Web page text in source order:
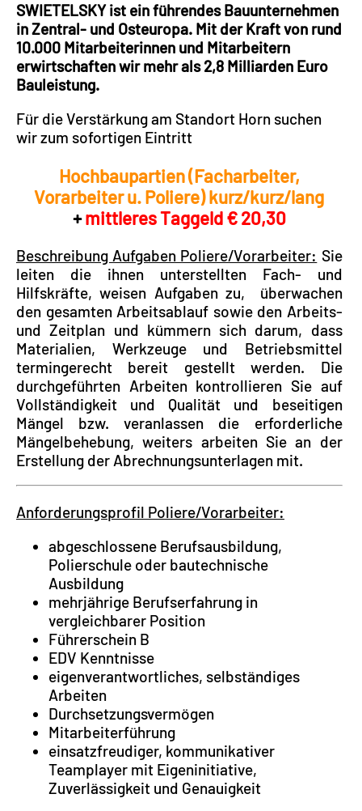
SWIETELSKY ist ein führendes Bauunternehmen
in Zentral- und Osteuropa. Mit der Kraft von rund
10.000 Mitarbeiterinnen und Mitarbeitern
erwirtschaften wir mehr als 2,8 Milliarden Euro
Bauleistung.
Für die Verstärkung am Standort Horn suchen
wir zum sofortigen Eintritt
Hochbaupartien (Facharbeiter,
Vorarbeiter u. Poliere) kurz/kurz/lang
+mittleres Taggeld € 20,30
Beschreibung Aufgaben Poliere/Vorarbeiter: Sie
leiten die ihnen unterstellten Fach- und
Hilfskräfte, weisen Aufgaben zu, überwachen
den gesamten Arbeitsablauf sowie den Arbeits-
und Zeitplan und kümmern sich darum, dass
Materialien, Werkzeuge und Betriebsmittel
termingerecht bereit gestellt werden. Die
durchgeführten Arbeiten kontrollieren Sie auf
Vollständigkeit und Qualität und beseitigen
Mängel bzw. veranlassen die erforderliche
Mängelbehebung, weiters arbeiten Sie an der
Erstellung der Abrechnungsunterlagen mit.
Anforderungsprofil Poliere/Vorarbeiter:
abgeschlossene Berufsausbildung,
Polierschule oder bautechnische
Ausbildung
mehrjährige Berufserfahrung in
vergleichbarer Position
Führerschein B
EDV Kenntnisse
eigenverantwortliches, selbständiges
Arbeiten
Durchsetzungsvermögen
Mitarbeiterführung
einsatzfreudiger, kommunikativer
Teamplayer mit Eigeninitiative,
Zuverlässigkeit und Genauigkeit